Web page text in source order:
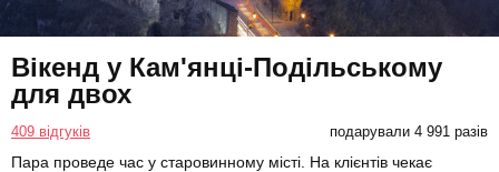
Вікенд у Кам'янці-Подільському
для двох
409 відгуків подарували 4 991 разів
Пара проведе час у старовинному місті. На клієнтів чекає